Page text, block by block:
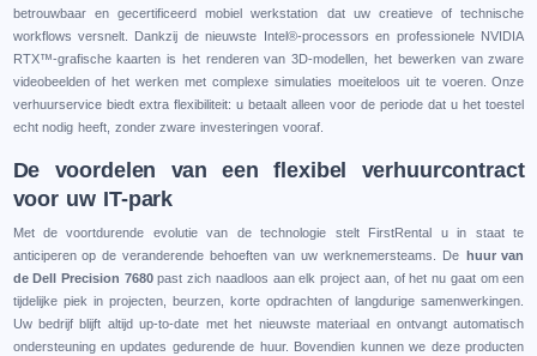
betrouwbaar en gecertificeerd mobiel werkstation dat uw creatieve of technische
workflows versnelt. Dankzij de nieuwste Intel®-processors en professionele NVIDIA
RTX™-grafische kaarten is het renderen van 3D-modellen, het bewerken van zware
videobeelden of het werken met complexe simulaties moeiteloos uit te voeren. Onze
verhuurservice biedt extra flexibiliteit: u betaalt alleen voor de periode dat u het toestel
echt nodig heeft, zonder zware investeringen vooraf.
De voordelen van een flexibel verhuurcontract
voor uw IT-park
Met de voortdurende evolutie van de technologie stelt FirstRental u in staat te
anticiperen op de veranderende behoeften van uw werknemersteams. De
huur van
de Dell Precision 7680past zich naadloos aan elk project aan, of het nu gaat om een
tijdelijke piek in projecten, beurzen, korte opdrachten of langdurige samenwerkingen.
Uw bedrijf blijft altijd up-to-date met het nieuwste materiaal en ontvangt automatisch
ondersteuning en updates gedurende de huur. Bovendien kunnen we deze producten